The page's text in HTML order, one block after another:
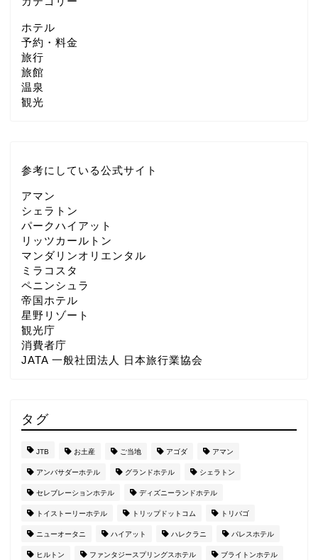
ホテル
予約・料金
旅行
旅館
温泉
観光
参考にしている公式サイト
アマン
シェラトン
パークハイアット
リッツカールトン
マンダリンオリエンタル
ミラコスタ
ペニンシュラ
帝国ホテル
星野リゾート
観光庁
消費者庁
JATA 一般社団法人 日本旅行業協会
タグ
JTB お土産 ご当地 アゴダ アマン
アンバサダーホテル グランドホテル シェラトン
セレブレーションホテル ディズニーランドホテル
トイストーリーホテル トリップドットコム トリバゴ
ニューオータニ ハイアット ハレクラニ パレスホテル
ヒルトン ファンタジースプリングスホテル ブライトンホテル